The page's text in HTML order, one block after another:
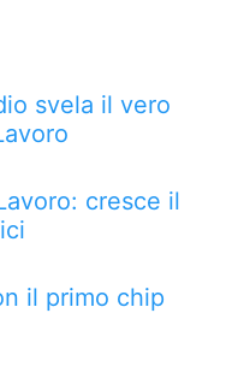
svela il vero
cresce il
il primo chip